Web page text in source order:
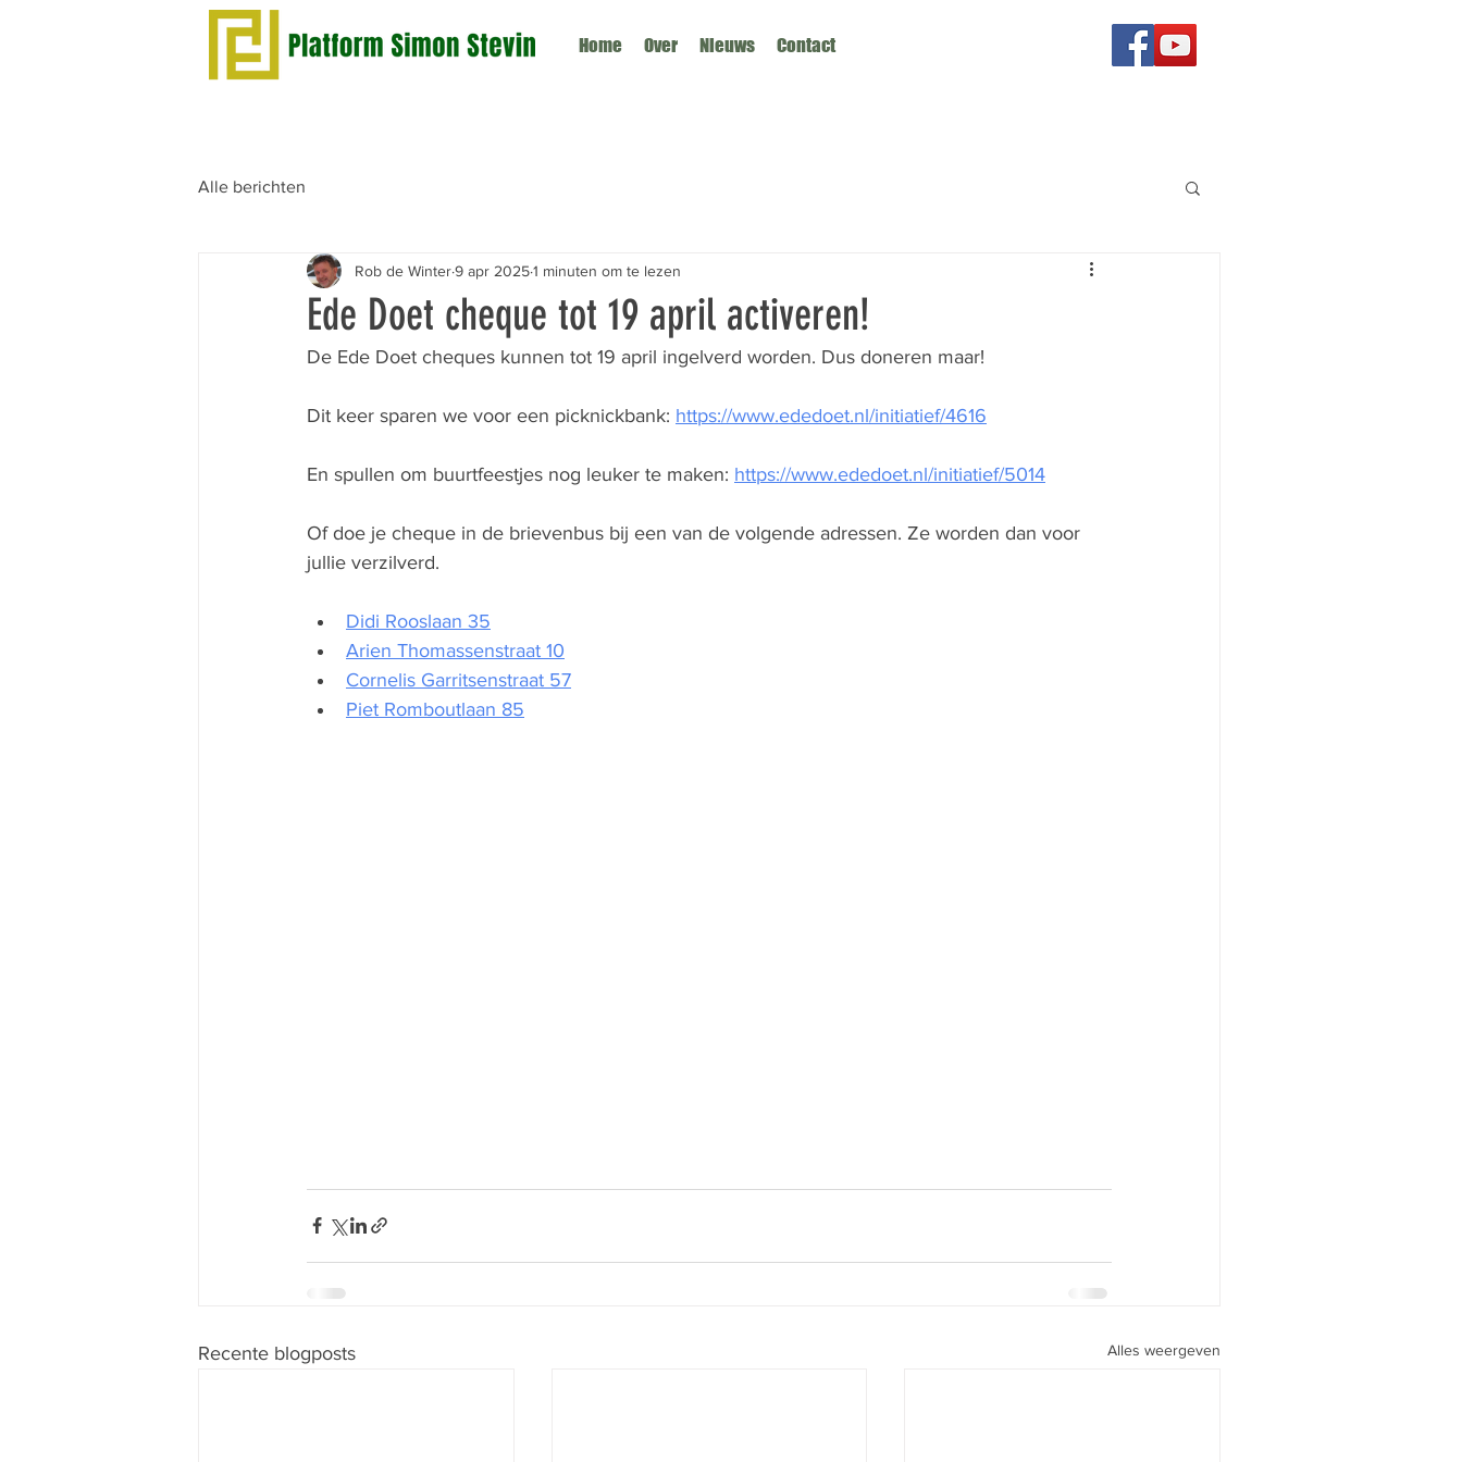
Home Over Nieuws Contact
Alle berichten
Ede Doet cheque tot 19 april activeren!
Rob de Winter9 apr 20251 minuten om te lezen
De Ede Doet cheques kunnen tot 19 april ingelverd worden. Dus doneren maar!
Dit keer sparen we voor een picknickbank: https://www.ededoet.nl/initiatief/4616
En spullen om buurtfeestjes nog leuker te maken: https://www.ededoet.nl/initiatief/5014
Of doe je cheque in de brievenbus bij een van de volgende adressen. Ze worden dan voor
jullie verzilverd.
Didi Rooslaan 35
Arien Thomassenstraat 10
Cornelis Garritsenstraat 57
Piet Romboutlaan 85
Recente blogposts Alles weergeven